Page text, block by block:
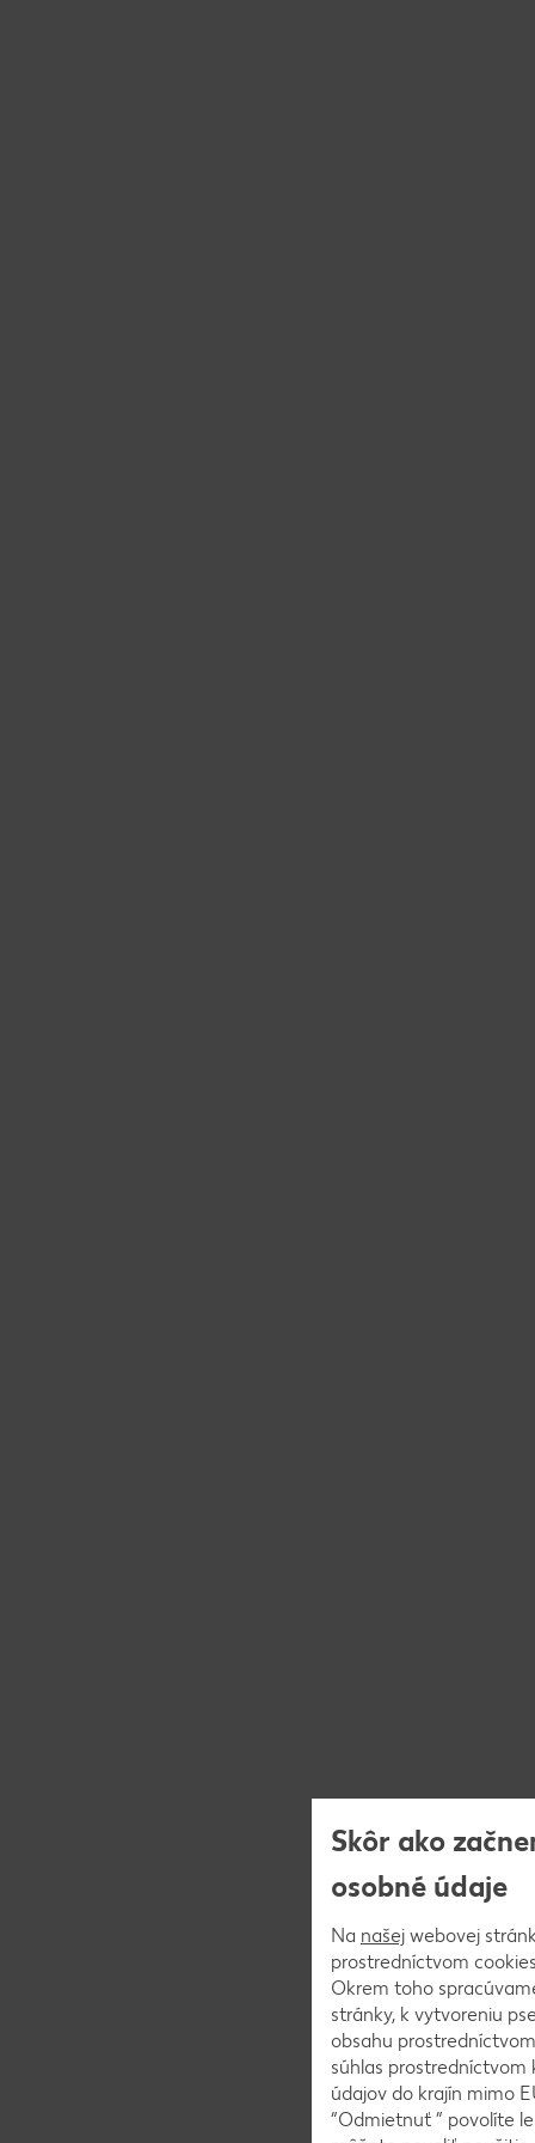
Skôr ako
osobné údaje
Na našej webovej
prostredníctvom
Okrem toho
stránky, k vytvoreniu
obsahu
súhlas prostredníctvom
údajov do krajín mimo
“Odmietnuť ” povolíte